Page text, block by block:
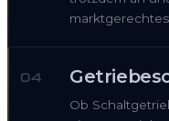
04
Ob